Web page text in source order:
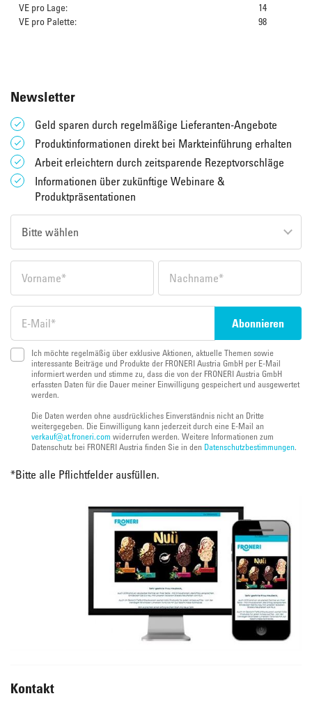
VE pro Lage:
14
VE pro Palette:
98
Newsletter
Geld sparen durch regelmäßige Lieferanten-Angebote
Produktinformationen direkt bei Markteinführung erhalten
Arbeit erleichtern durch zeitsparende Rezeptvorschläge
Informationen über zukünftige Webinare &
Produktpräsentationen
Ich möchte regelmäßig über exklusive Aktionen, aktuelle Themen sowie
interessante Beiträge und Produkte der FRONERI Austria GmbH per E-Mail
informiert werden und stimme zu, dass die von der FRONERI Austria GmbH
erfassten Daten für die Dauer meiner Einwilligung gespeichert und ausgewertet
werden.
Die Daten werden ohne ausdrückliches Einverständnis nicht an Dritte
weitergegeben. Die Einwilligung kann jederzeit durch eine E-Mail an
verkauf@at.froneri.com widerrufen werden. Weitere Informationen zum
Datenschutz bei FRONERI Austria finden Sie in den Datenschutzbestimmungen.
*Bitte alle Pflichtfelder ausfüllen.
Kontakt